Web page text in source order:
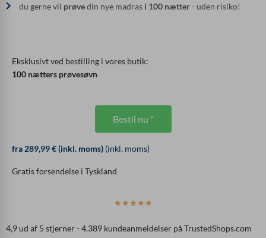
du gerne vil prøvedin nye madras i 100 nætter- uden risiko!
Eksklusivt ved bestilling i vores butik:
100 nætters prøvesøvn
Bestil nu "
fra 289,99 € (inkl. moms) (inkl. moms)
Gratis forsendelse i Tyskland
☆ ☆ ☆ ☆ ☆
d
4,9 ud af 5 stjerner - 4.389 kundeanmeldelser på TrustedShops.com